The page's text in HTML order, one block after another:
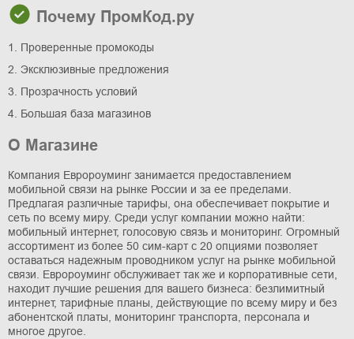
Почему ПромКод.ру
1. Проверенные промокоды
2. Эксклюзивные предложения
3. Прозрачность условий
4. Большая база магазинов
О Магазине
Компания Евророуминг занимается предоставлением
мобильной связи на рынке России и за ее пределами.
Предлагая различные тарифы, она обеспечивает покрытие и
сеть по всему миру. Среди услуг компании можно найти:
мобильный интернет, голосовую связь и мониторинг. Огромный
ассортимент из более 50 сим-карт с 20 опциями позволяет
оставаться надежным проводником услуг на рынке мобильной
связи. Евророуминг обслуживает так же и корпоративные сети,
находит лучшие решения для вашего бизнеса: безлимитный
интернет, тарифные планы, действующие по всему миру и без
абонентской платы, мониторинг транспорта, персонала и
многое другое.